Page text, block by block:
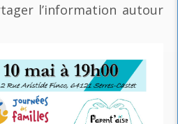
l’information autour